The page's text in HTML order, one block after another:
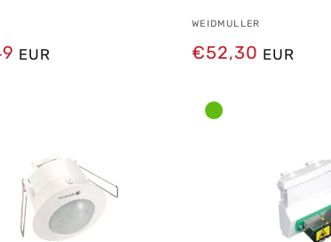
EUR
Fornecedor:
WEIDMULLER
Preço
€52,30 EUR